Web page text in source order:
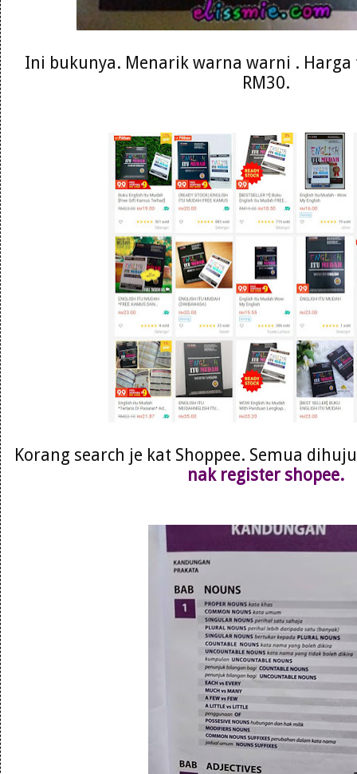
Ini bukunya. Menarik warna warni .
RM30.
Korang search je kat Shoppee. Semua
nak register shopee.